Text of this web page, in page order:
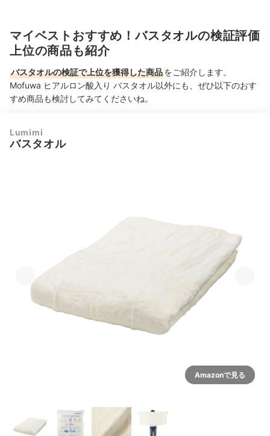
マイベストおすすめ！バスタオルの検証評価
上位の商品も紹介
バスタオルの検証で上位を獲得した商品をご紹介します。
Mofuwa ヒアルロン酸入り バスタオル以外にも、ぜひ以下のおす
すめ商品も検討してみてくださいね。
Lumimi
バスタオル
Amazonで見る